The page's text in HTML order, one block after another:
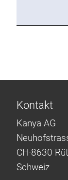
Kontakt
Kanya AG
CH-8630
Schweiz